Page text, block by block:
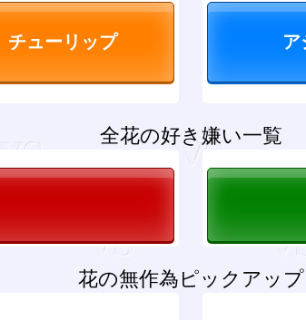
全花の好き嫌い一覧
花の無作為ピックアップ